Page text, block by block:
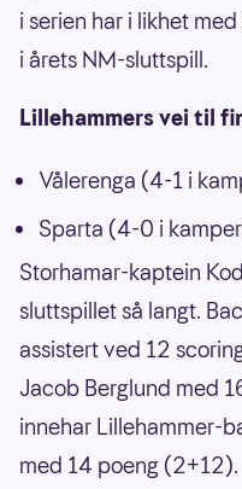
i serien har i likhet
i årets NM-sluttspill.
Lillehammers vei til
Vålerenga (4-1 i
Sparta (4-0 i
Storhamar-kaptein
sluttspillet så langt.
assistert ved 12
Jacob Berglund med
innehar Lillehammer-
med 14 poeng (2+12).